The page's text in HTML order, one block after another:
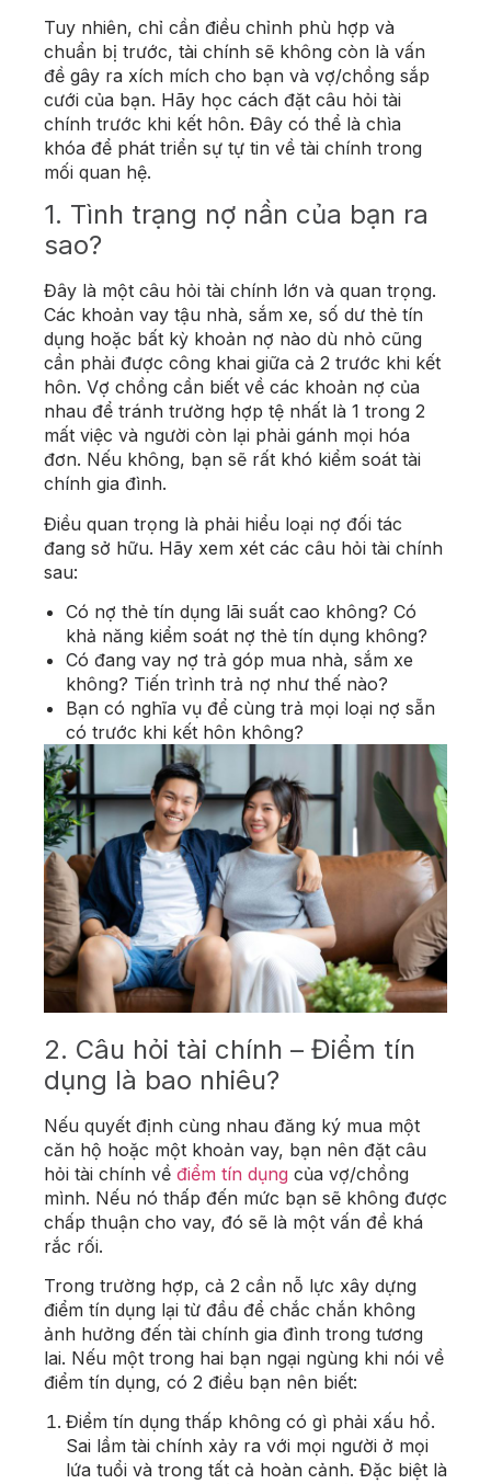
Tuy nhiên, chỉ cần điều chỉnh phù hợp và
chuẩn bị trước, tài chính sẽ không còn là vấn
đề gây ra xích mích cho bạn và vợ/chồng sắp
cưới của bạn. Hãy học cách đặt câu hỏi tài
chính trước khi kết hôn. Đây có thể là chìa
khóa để phát triển sự tự tin về tài chính trong
mối quan hệ.
1. Tình trạng nợ nần của bạn ra
sao?
Đây là một câu hỏi tài chính lớn và quan trọng.
Các khoản vay tậu nhà, sắm xe, số dư thẻ tín
dụng hoặc bất kỳ khoản nợ nào dù nhỏ cũng
cần phải được công khai giữa cả 2 trước khi kết
hôn. Vợ chồng cần biết về các khoản nợ của
nhau để tránh trường hợp tệ nhất là 1 trong 2
mất việc và người còn lại phải gánh mọi hóa
đơn. Nếu không, bạn sẽ rất khó kiểm soát tài
chính gia đình.
Điều quan trọng là phải hiểu loại nợ đối tác
đang sở hữu. Hãy xem xét các câu hỏi tài chính
sau:
Có nợ thẻ tín dụng lãi suất cao không? Có
khả năng kiểm soát nợ thẻ tín dụng không?
Có đang vay nợ trả góp mua nhà, sắm xe
không? Tiến trình trả nợ như thế nào?
Bạn có nghĩa vụ để cùng trả mọi loại nợ sẵn
có trước khi kết hôn không?
2. Câu hỏi tài chính – Điểm tín
dụng là bao nhiêu?
Nếu quyết định cùng nhau đăng ký mua một
căn hộ hoặc một khoản vay, bạn nên đặt câu
hỏi tài chính về điểm tín dụng của vợ/chồng
mình. Nếu nó thấp đến mức bạn sẽ không được
chấp thuận cho vay, đó sẽ là một vấn đề khá
rắc rối.
Trong trường hợp, cả 2 cần nỗ lực xây dựng
điểm tín dụng lại từ đầu để chắc chắn không
ảnh hưởng đến tài chính gia đình trong tương
lai. Nếu một trong hai bạn ngại ngùng khi nói về
điểm tín dụng, có 2 điều bạn nên biết:
Điểm tín dụng thấp không có gì phải xấu hổ.
Sai lầm tài chính xảy ra với mọi người ở mọi
lứa tuổi và trong tất cả hoàn cảnh. Đặc biệt là